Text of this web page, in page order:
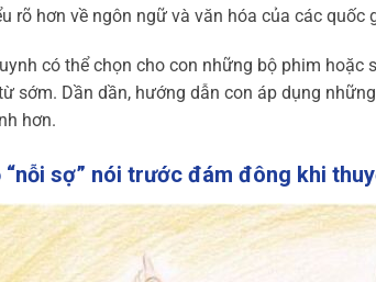
rõ hơn về ngôn ngữ và văn hóa của các quốc
có thể chọn cho con những bộ phim
sớm. Dần dần, hướng dẫn con áp dụng
hơn.
“nỗi sợ” nói trước đám đông khi